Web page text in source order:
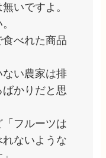
いですよ。
べれた商品
い農家は排
かりだと思
フルーツは
ないような